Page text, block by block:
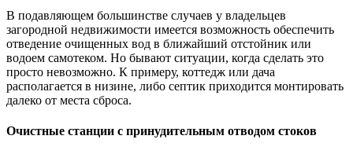
В подавляющем большинстве случаев у владельцев
загородной недвижимости имеется возможность обеспечить
отведение очищенных вод в ближайший отстойник или
водоем самотеком. Но бывают ситуации, когда сделать это
просто невозможно. К примеру, коттедж или дача
располагается в низине, либо септик приходится монтировать
далеко от места сброса.
Очистные станции с принудительным отводом стоков